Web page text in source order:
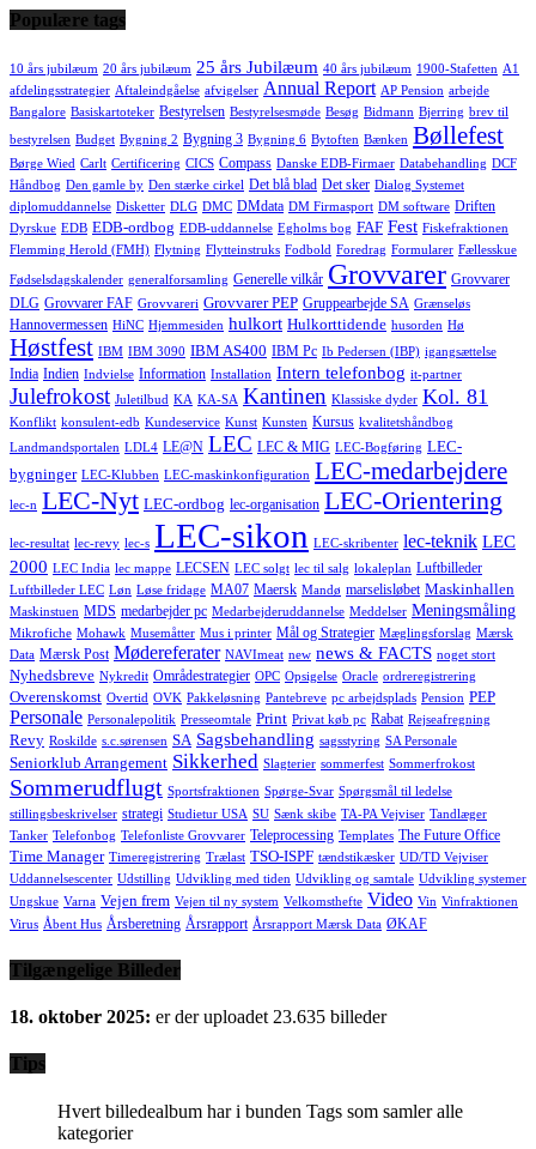
Populære tags
10 års jubilæum 20 års jubilæum 25 års Jubilæum 40 års jubilæum 1900-Stafetten A1
afdelingsstrategier Aftaleindgåelse afvigelser Annual Report AP Pension arbejde
Bangalore Basiskartoteker Bestyrelsen Bestyrelsesmøde Besøg Bidmann Bjerring brev til
bestyrelsen Budget Bygning 2 Bygning 3 Bygning 6 Bytoften Bænken Bøllefest
Børge Wied Carlt Certificering CICS Compass Danske EDB-Firmaer Databehandling DCF
Håndbog Den gamle by Den stærke cirkel Det blå blad Det sker Dialog Systemet
diplomuddannelse Disketter DLG DMC DMdata DM Firmasport DM software Driften
Dyrskue EDB EDB-ordbog EDB-uddannelse Egholms bog FAF Fest Fiskefraktionen
Flemming Herold (FMH) Flytning Flytteinstruks Fodbold Foredrag Formularer Fællesskue
Fødselsdagskalender generalforsamling Generelle vilkår Grovvarer Grovvarer
DLG Grovvarer FAF Grovvareri Grovvarer PEP Gruppearbejde SA Grænseløs
Hannovermessen HiNC Hjemmesiden hulkort Hulkorttidende husorden Hø
Høstfest IBM IBM 3090 IBM AS400 IBM Pc Ib Pedersen (IBP) igangsættelse
India Indien Indvielse Information Installation Intern telefonbog it-partner
Julefrokost Juletilbud KA KA-SA Kantinen Klassiske dyder Kol. 81
Konflikt konsulent-edb Kundeservice Kunst Kunsten Kursus kvalitetshåndbog
Landmandsportalen LDL4 LE@N LEC LEC & MIG LEC-Bogføring LEC-
bygninger LEC-Klubben LEC-maskinkonfiguration LEC-medarbejdere
lec-n LEC-Nyt LEC-ordbog lec-organisation LEC-Orientering
lec-resultat lec-revy lec-s LEC-sikon LEC-skribenter lec-teknik LEC
2000 LEC India lec mappe LECSEN LEC solgt lec til salg lokaleplan Luftbilleder
Luftbilleder LEC Løn Løse fridage MA07 Maersk Mandø marselisløbet Maskinhallen
Maskinstuen MDS medarbejder pc Medarbejderuddannelse Meddelser Meningsmåling
Mikrofiche Mohawk Musemåtter Mus i printer Mål og Strategier Mæglingsforslag Mærsk
Data Mærsk Post Mødereferater NAVImeat new news & FACTS noget stort
Nyhedsbreve Nykredit Områdestrategier OPC Opsigelse Oracle ordreregistrering
Overenskomst Overtid OVK Pakkeløsning Pantebreve pc arbejdsplads Pension PEP
Personale Personalepolitik Presseomtale Print Privat køb pc Rabat Rejseafregning
Revy Roskilde s.c.sørensen SA Sagsbehandling sagsstyring SA Personale
Seniorklub Arrangement Sikkerhed Slagterier sommerfest Sommerfrokost
Sommerudflugt Sportsfraktionen Spørge-Svar Spørgsmål til ledelse
stillingsbeskrivelser strategi Studietur USA SU Sænk skibe TA-PA Vejviser Tandlæger
Tanker Telefonbog Telefonliste Grovvarer Teleprocessing Templates The Future Office
Time Manager Timeregistrering Trælast TSO-ISPF tændstikæsker UD/TD Vejviser
Uddannelsescenter Udstilling Udvikling med tiden Udvikling og samtale Udvikling systemer
Ungskue Varna Vejen frem Vejen til ny system Velkomsthefte Video Vin Vinfraktionen
Virus Åbent Hus Årsberetning Årsrapport Årsrapport Mærsk Data ØKAF
Tilgængelige Billeder
18. oktober 2025: er der uploadet 23.635 billeder
Tips
Hvert billedealbum har i bunden Tags som samler alle
kategorier